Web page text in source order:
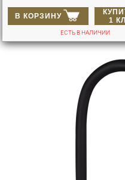
В КОРЗИНУ
1
ЕСТЬ В НАЛИЧИИ